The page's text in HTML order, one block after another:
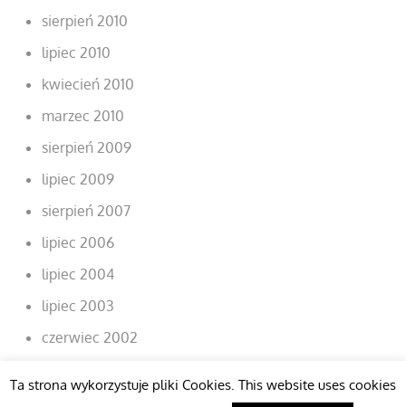
sierpień 2010
lipiec 2010
kwiecień 2010
marzec 2010
sierpień 2009
lipiec 2009
sierpień 2007
lipiec 2006
lipiec 2004
lipiec 2003
czerwiec 2002
Ta strona wykorzystuje pliki Cookies. This website uses cookies